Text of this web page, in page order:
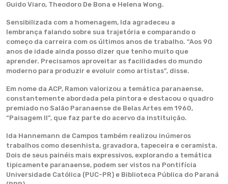
Guido Viaro, Theodoro De Bona e Helena Wong.
Sensibilizada com a homenagem, Ida agradeceu a
lembrança falando sobre sua trajetória e comparando o
começo da carreira com os últimos anos de trabalho. “Aos 90
anos de idade ainda posso dizer que tenho muito que
aprender. Precisamos aproveitar as facilidades do mundo
moderno para produzir e evoluir como artistas”, disse.
Em nome da ACP, Ramon valorizou a temática paranaense,
constantemente abordada pela pintora e destacou o quadro
premiado no Salão Paranaense de Belas Artes em 1960,
“Paisagem II”, que faz parte do acervo da instituição.
Ida Hannemann de Campos também realizou inúmeros
trabalhos como desenhista, gravadora, tapeceira e ceramista.
Dois de seus painéis mais expressivos, explorando a temática
tipicamente paranaense, podem ser vistos na Pontifícia
Universidade Católica (PUC-PR) e Biblioteca Pública do Paraná